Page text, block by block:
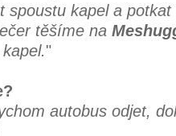
spoustu kapel a
těšíme na
"
autobus odjet,